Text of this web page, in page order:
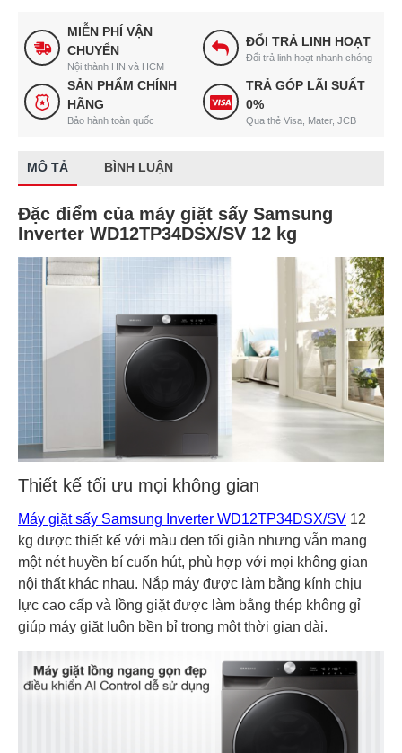
MIỄN PHÍ VẬN
CHUYỂN
Nội thành HN và HCM
ĐỔI TRẢ LINH HOẠT
Đổi trả linh hoạt nhanh chóng
SẢN PHẨM CHÍNH
HÃNG
Bảo hành toàn quốc
TRẢ GÓP LÃI SUẤT
0%
Qua thẻ Visa, Mater, JCB
MÔ TẢ BÌNH LUẬN
Đặc điểm của máy giặt sấy Samsung
Inverter WD12TP34DSX/SV 12 kg
Thiết kế tối ưu mọi không gian
Máy giặt sấy Samsung Inverter WD12TP34DSX/SV 12
kg được thiết kế với màu đen tối giản nhưng vẫn mang
một nét huyền bí cuốn hút, phù hợp với mọi không gian
nội thất khác nhau. Nắp máy được làm bằng kính chịu
lực cao cấp và lồng giặt được làm bằng thép không gỉ
giúp máy giặt luôn bền bỉ trong một thời gian dài.